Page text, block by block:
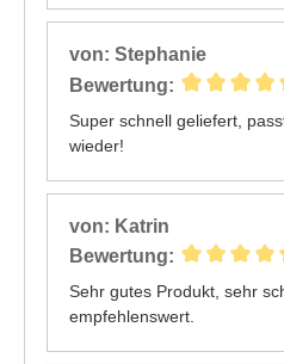
von: Stephanie
Bewertung:
Super schnell geliefert,
wieder!
von: Katrin
Bewertung:
Sehr gutes Produkt, sehr
empfehlenswert.